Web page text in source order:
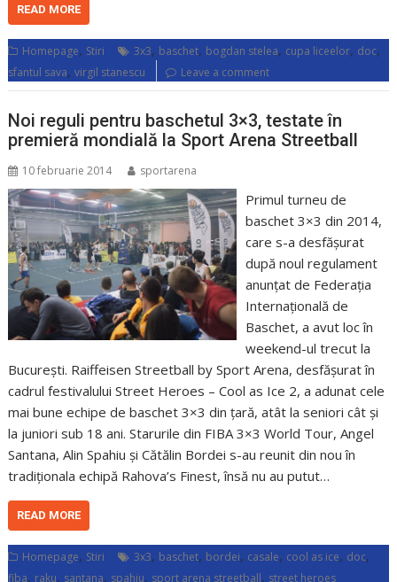
READ MORE
Homepage, Stiri 3x3, baschet, bogdan stelea, cupa liceelor, doc,
sfantul sava,virgil stanescu Leave a comment
Noi reguli pentru baschetul 3×3, testate în
premieră mondială la Sport Arena Streetball
10 februarie 2014 sportarena
Primul turneu de
baschet 3×3 din 2014,
care s-a desfășurat
după noul regulament
anunțat de Federația
Internațională de
Baschet, a avut loc în
weekend-ul trecut la
București. Raiffeisen Streetball by Sport Arena, desfășurat în
cadrul festivalului Street Heroes – Cool as Ice 2, a adunat cele
mai bune echipe de baschet 3×3 din țară, atât la seniori cât și
la juniori sub 18 ani. Starurile din FIBA 3×3 World Tour, Angel
Santana, Alin Spahiu și Cătălin Bordei s-au reunit din nou în
tradiționala echipă Rahova’s Finest, însă nu au putut…
READ MORE
Homepage, Stiri 3x3, baschet, bordei, casale, cool as ice, doc,
fiba, raku, santana, spahiu, sport arena streetball, street heroes